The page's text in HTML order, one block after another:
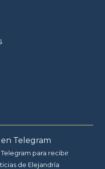
Telegram
para recibir
de Elejandría